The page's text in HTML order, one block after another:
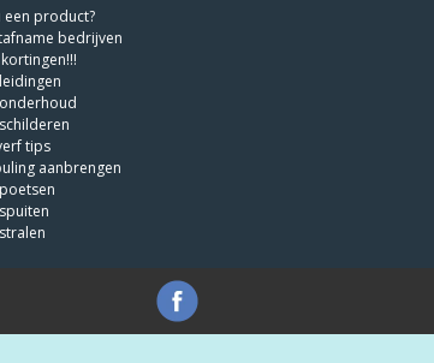
een product?
bedrijven
tips
aanbrengen